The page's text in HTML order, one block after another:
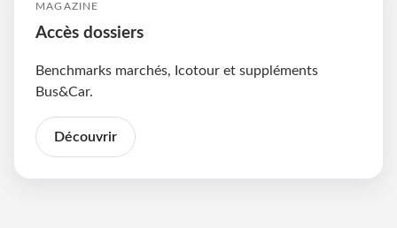
MAGAZINE
Accès dossiers
Benchmarks marchés, Icotour et suppléments
Bus&Car.
Découvrir